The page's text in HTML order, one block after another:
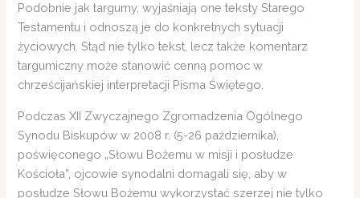
Podobnie jak targumy, wyjaśniają one teksty Starego
Testamentu i odnoszą je do konkretnych sytuacji
życiowych. Stąd nie tylko tekst, lecz także komentarz
targumiczny może stanowić cenną pomoc w
chrześcijańskiej interpretacji Pisma Świętego.
Podczas XII Zwyczajnego Zgromadzenia Ogólnego
Synodu Biskupów w 2008 r. (5-26 października),
poświęconego „Słowu Bożemu w misji i posłudze
Kościoła”, ojcowie synodalni domagali się, aby w
posłudze Słowu Bożemu wykorzystać szerzej nie tylko